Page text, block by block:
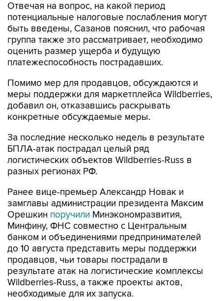
Отвечая на вопрос, на какой период
потенциальные налоговые послабления могут
быть введены, Сазанов пояснил, что рабочая
группа также это рассматривает, необходимо
оценить размер ущерба и будущую
платежеспособность пострадавших.
Помимо мер для продавцов, обсуждаются и
меры поддержки для маркетплейса Wildberries,
добавил он, отказавшись раскрывать
конкретные обсуждаемые меры.
За последние несколько недель в результате
БПЛА-атак пострадал целый ряд
логистических объектов Wildberries-Russ в
разных регионах РФ.
Ранее вице-премьер Александр Новак и
замглавы администрации президента Максим
Орешкин поручили Минэкономразвития,
Минфину, ФНС совместно с Центральным
банком и объединениями предпринимателей
до 10 августа представить меры поддержки
продавцов, чьи товары пострадали в
результате атак на логистические комплексы
Wildberries-Russ, а также проекты актов,
необходимые для их запуска.